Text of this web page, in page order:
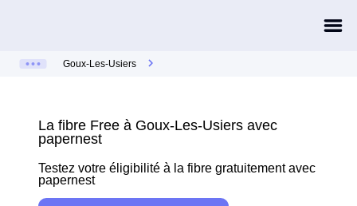
Goux-Les-Usiers
La fibre Free à Goux-Les-Usiers avec
papernest
Testez votre éligibilité à la fibre gratuitement avec
papernest